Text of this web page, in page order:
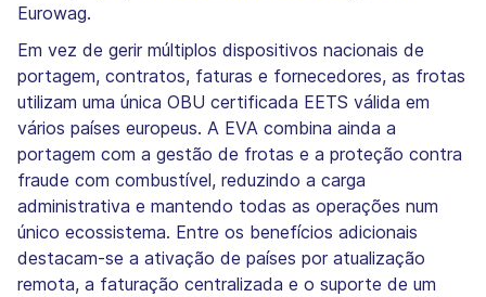
Eurowag.
Em vez de gerir múltiplos dispositivos nacionais de
portagem, contratos, faturas e fornecedores, as frotas
utilizam uma única OBU certificada EETS válida em
vários países europeus. A EVA combina ainda a
portagem com a gestão de frotas e a proteção contra
fraude com combustível, reduzindo a carga
administrativa e mantendo todas as operações num
único ecossistema. Entre os benefícios adicionais
destacam-se a ativação de países por atualização
remota, a faturação centralizada e o suporte de um